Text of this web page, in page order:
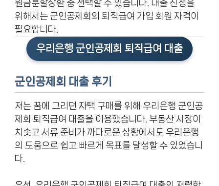
원금분할상환 중 선택할 수 있습니다. 대출 신청을
위해서는 군인공제회의 퇴직급여 가입 회원 자격이
필요합니다.
우리은행 군인공제회 퇴직급여 대출
군인공제회 대출 후기
저는 꿈에 그리던 자택 구매를 위해 우리은행 군인공
제회 퇴직급여 대출을 이용했습니다. 부동산 시장이
치솟고 서류 준비가 까다로운 상황에서도 우리은행
의 도움으로 쉽고 빠르게 목표를 달성할 수 있었습니
다.